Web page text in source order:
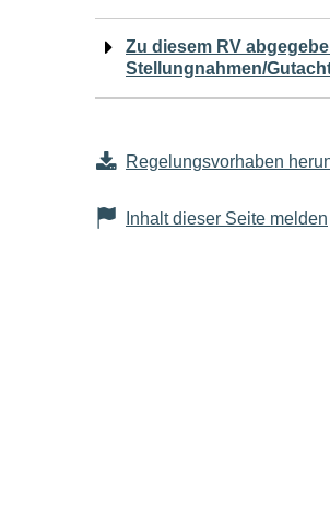
Zu diesem RV
Stellungnahmen/
Regelungsvorhaben
Inhalt dieser Seite melden